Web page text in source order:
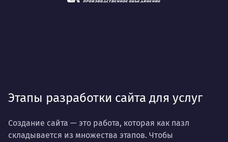
Этапы разработки сайта для услуг
Создание сайта — это работа, которая как пазл
складывается из множества этапов. Чтобы